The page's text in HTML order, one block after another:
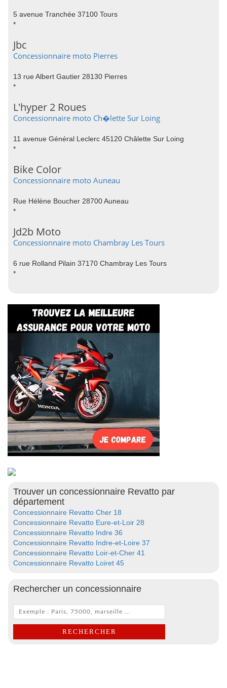
5 avenue Tranchée 37100 Tours
*
Jbc
Concessionnaire moto Pierres
13 rue Albert Gautier 28130 Pierres
*
L'hyper 2 Roues
Concessionnaire moto Ch�lette Sur Loing
11 avenue Général Leclerc 45120 Châlette Sur Loing
*
Bike Color
Concessionnaire moto Auneau
Rue Hélène Boucher 28700 Auneau
*
Jd2b Moto
Concessionnaire moto Chambray Les Tours
6 rue Rolland Pilain 37170 Chambray Les Tours
*
Trouver un concessionnaire Revatto par
département
Concessionnaire Revatto Cher 18
Concessionnaire Revatto Eure-et-Loir 28
Concessionnaire Revatto Indre 36
Concessionnaire Revatto Indre-et-Loire 37
Concessionnaire Revatto Loir-et-Cher 41
Concessionnaire Revatto Loiret 45
Rechercher un concessionnaire